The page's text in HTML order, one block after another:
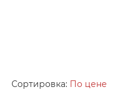
Сортировка: По цене